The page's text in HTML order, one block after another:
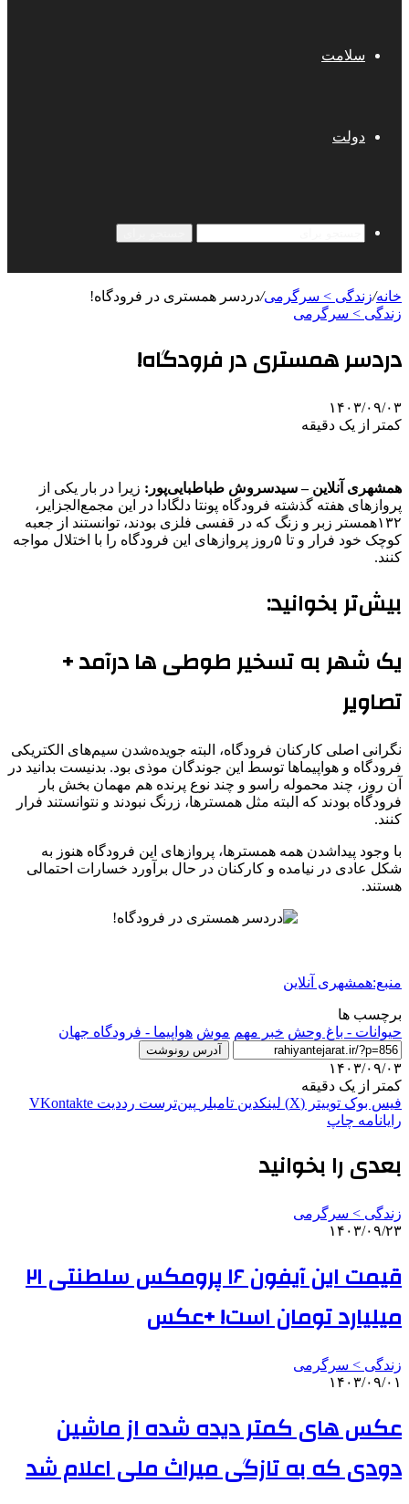
سلامت
دولت
خانه/زندگی > سرگرمی/دردسر همستری در فرودگاه!
زندگی > سرگرمی
دردسر همستری در فرودگاه!
۱۴۰۳/۰۹/۰۳
کمتر از یک دقیقه
همشهری آنلاین – سیدسروش طباطبایی‌پور: زیرا در بار یکی از
پروازهای هفته گذشته فرودگاه پونتا دلگادا در این مجمع‌الجزایر،
۱۳۲همستر زبر و زنگ که در قفسی فلزی بودند، توانستند از جعبه
کوچک خود فرار و تا ۵روز پروازهای این فرودگاه را با اختلال مواجه
کنند.
بیش‌تر بخوانید:
یک شهر به تسخیر طوطی ها درآمد +
تصاویر
نگرانی اصلی کارکنان فرودگاه، البته جویده‌شدن سیم‌های الکتریکی
فرودگاه و هواپیماها توسط این جوندگان موذی بود. بدنیست بدانید در
آن روز، چند محموله راسو و چند نوع پرنده هم مهمان بخش بار
فرودگاه بودند که البته مثل همسترها، زرنگ نبودند و نتوانستند فرار
کنند.
با وجود پیداشدن همه همسترها، پروازهای این فرودگاه هنوز به
شکل عادی در نیامده و کارکنان در حال برآورد خسارات احتمالی
هستند.
منبع:همشهری آنلاین
برچسب ها
حیوانات - باغ وحش خبر مهم موش هواپیما - فرودگاه جهان
آدرس رونوشت
۱۴۰۳/۰۹/۰۳
کمتر از یک دقیقه
فیس بوک توییتر (X) لینکدین ‫تامبلر ‫پین‌ترست ‫رددیت ‫VKontakte
رایانامه چاپ
بعدی را بخوانید
زندگی > سرگرمی
۱۴۰۳/۰۹/۲۳
قیمت این آیفون ۱۶ پرومکس سلطنتی ۲۱
میلیارد تومان است! +عکس
زندگی > سرگرمی
۱۴۰۳/۰۹/۰۱
عکس های کمتر دیده شده از ماشین
دودی که به تازگی میراث ملی اعلام شد